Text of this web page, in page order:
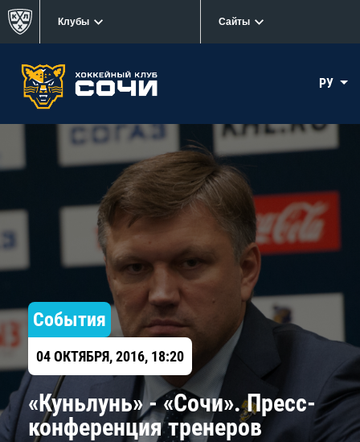
Клубы Сайты
РУ
События
04 ОКТЯБРЯ, 2016, 18:20
«Куньлунь» - «Сочи». Пресс-
конференция тренеров